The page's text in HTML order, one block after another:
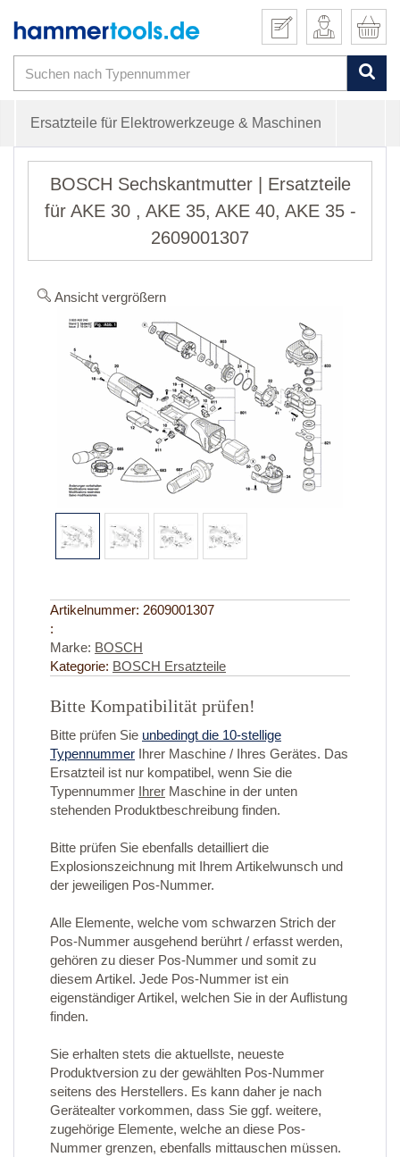
Ersatzteile für Elektrowerkzeuge & Maschinen
BOSCH Sechskantmutter | Ersatzteile
für AKE 30 , AKE 35, AKE 40, AKE 35 -
2609001307
Ansicht vergrößern
Artikelnummer: 2609001307
:
Marke: BOSCH
Kategorie: BOSCH Ersatzteile
Bitte Kompatibilität prüfen!
Bitte prüfen Sie unbedingt die 10-stellige
Typennummer Ihrer Maschine / Ihres Gerätes. Das
Ersatzteil ist nur kompatibel, wenn Sie die
Typennummer Ihrer Maschine in der unten
stehenden Produktbeschreibung finden.
Bitte prüfen Sie ebenfalls detailliert die
Explosionszeichnung mit Ihrem Artikelwunsch und
der jeweiligen Pos-Nummer.
Alle Elemente, welche vom schwarzen Strich der
Pos-Nummer ausgehend berührt / erfasst werden,
gehören zu dieser Pos-Nummer und somit zu
diesem Artikel. Jede Pos-Nummer ist ein
eigenständiger Artikel, welchen Sie in der Auflistung
finden.
Sie erhalten stets die aktuellste, neueste
Produktversion zu der gewählten Pos-Nummer
seitens des Herstellers. Es kann daher je nach
Gerätealter vorkommen, dass Sie ggf. weitere,
zugehörige Elemente, welche an diese Pos-
Nummer grenzen, ebenfalls mittauschen müssen.